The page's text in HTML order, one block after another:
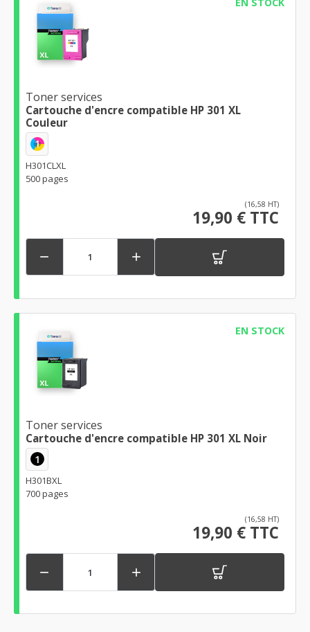
Toner services
Cartouche d'encre compatible HP 301 XL
Couleur
1
H301CLXL
500 pages
(16,58 HT)
19,90 € TTC
 
EN STOCK
Toner services
Cartouche d'encre compatible HP 301 XL Noir
1
H301BXL
700 pages
(16,58 HT)
19,90 € TTC
 